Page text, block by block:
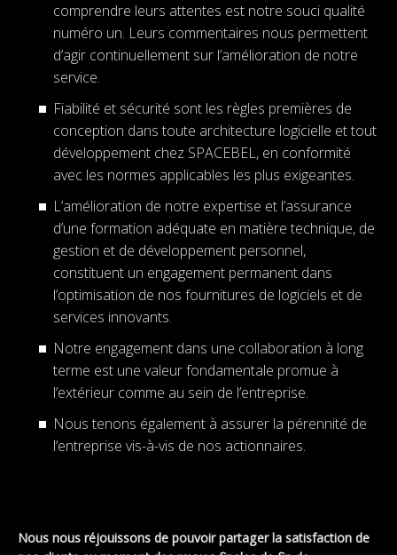
comprendre leurs attentes est notre souci qualité
numéro un. Leurs commentaires nous permettent
d’agir continuellement sur l’amélioration de notre
service.
Fiabilité et sécurité sont les règles premières de
conception dans toute architecture logicielle et tout
développement chez SPACEBEL, en conformité
avec les normes applicables les plus exigeantes.
L’amélioration de notre expertise et l’assurance
d’une formation adéquate en matière technique, de
gestion et de développement personnel,
constituent un engagement permanent dans
l’optimisation de nos fournitures de logiciels et de
services innovants.
Notre engagement dans une collaboration à long
terme est une valeur fondamentale promue à
l’extérieur comme au sein de l’entreprise.
Nous tenons également à assurer la pérennité de
l’entreprise vis-à-vis de nos actionnaires.
Nous nous réjouissons de pouvoir partager la satisfaction de